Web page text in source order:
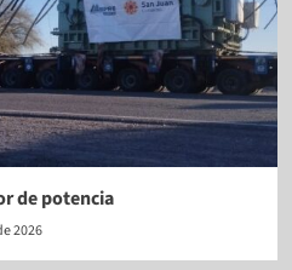
de potencia
2026